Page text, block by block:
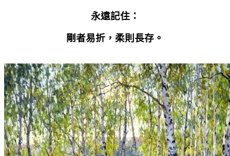
永遠記住：
剛者易折，柔則長存。